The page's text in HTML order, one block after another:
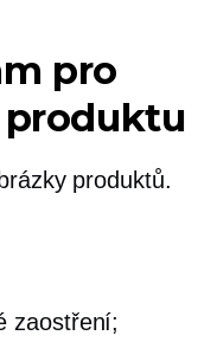
pro
produktů.
zaostření;